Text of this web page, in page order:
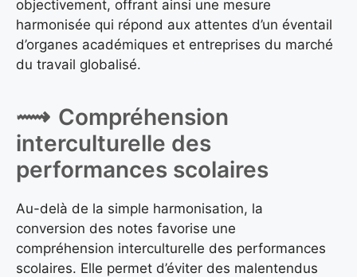
objectivement, offrant ainsi une mesure
harmonisée qui répond aux attentes d’un éventail
d’organes académiques et entreprises du marché
du travail globalisé.
Compréhension
interculturelle des
performances scolaires
Au-delà de la simple harmonisation, la
conversion des notes favorise une
compréhension interculturelle des performances
scolaires. Elle permet d’éviter des malentendus